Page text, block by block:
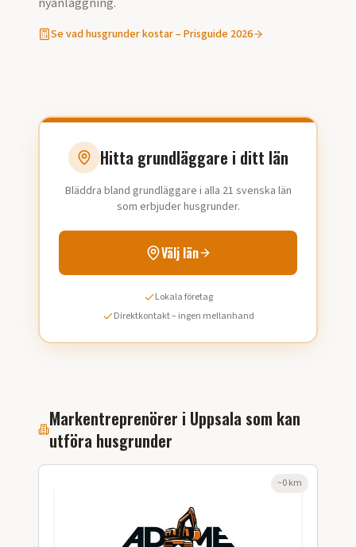
Se vadhusgrunderkostar – Prisguide 2026
Hitta grundläggare i ditt län
Bläddra bland grundläggare i alla 21 svenska län
som erbjuder husgrunder.
Välj län
Lokala företag
Direktkontakt – ingen mellanhand
Markentreprenörer i Uppsala som kan
utföra husgrunder
~0km